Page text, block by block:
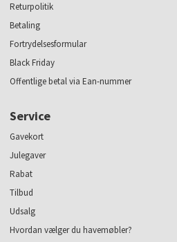
Returpolitik
Betaling
Fortrydelsesformular
Black Friday
Offentlige betal via Ean-nummer
Service
Gavekort
Julegaver
Rabat
Tilbud
Udsalg
Hvordan vælger du havemøbler?